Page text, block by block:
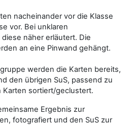
nacheinander vor die Klasse
vor. Bei unklaren
näher erläutert. Die
an eine Pinwand gehängt.
werden die Karten bereits,
den übrigen SuS, passend zu
sortiert/geclustert.
Ergebnis zur
fotografiert und den SuS zur